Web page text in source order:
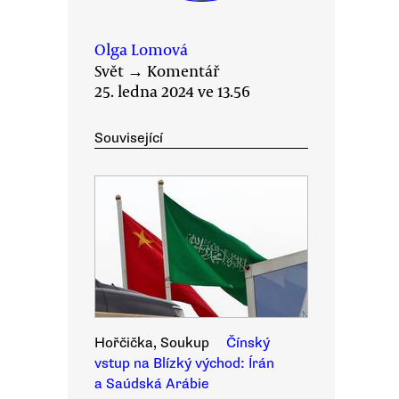
Olga Lomová
Svět → Komentář
25. ledna 2024 ve 13.56
Související
Hořčička, Soukup
Čínský
vstup na Blízký východ: Írán
a Saúdská Arábie